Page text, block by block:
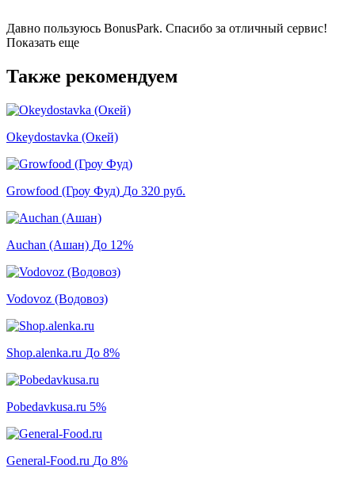
Давно пользуюсь BonusPark. Спасибо за отличный сервис!
Показать еще
Также рекомендуем
Okeydostavka (Окей)
Growfood (Гроу Фуд) До 320 руб.
Auchan (Ашан) До 12%
Vodovoz (Водовоз)
Shop.alenka.ru До 8%
Pobedavkusa.ru 5%
General-Food.ru До 8%